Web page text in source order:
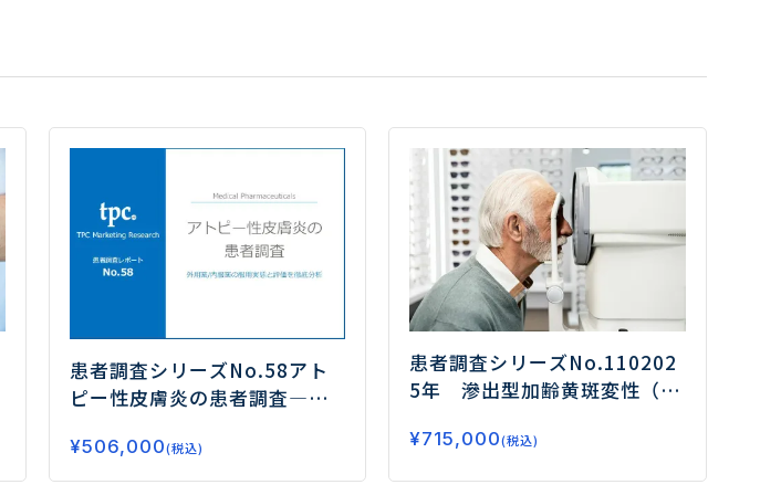
患者調査シリーズNo.58アト
ピー性皮膚炎の患者調査―外
を徹底分析―
¥506,000(税込)
患者調査シリーズNo.110202
5年 滲出型加齢黄斑変性（nA
治療を中心とするnAMD治療の
¥715,000(税込)